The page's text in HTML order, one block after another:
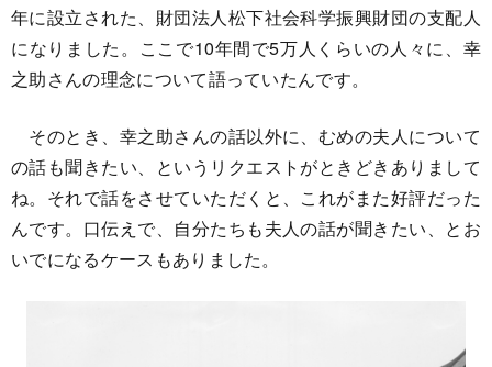
年に設立された、財団法人松下社会科学振興財団の支配人
になりました。ここで10年間で5万人くらいの人々に、幸
之助さんの理念について語っていたんです。
そのとき、幸之助さんの話以外に、むめの夫人について
の話も聞きたい、というリクエストがときどきありまして
ね。それで話をさせていただくと、これがまた好評だった
んです。口伝えで、自分たちも夫人の話が聞きたい、とお
いでになるケースもありました。